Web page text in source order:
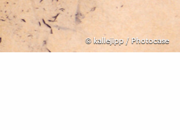
© kallejipp / Photocase